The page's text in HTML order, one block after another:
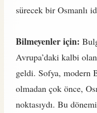
sürecek bir Osmanlı
Bilmeyenler için:
Avrupa’daki kalbi
geldi. Sofya, modern
olmadan çok önce,
noktasıydı. Bu